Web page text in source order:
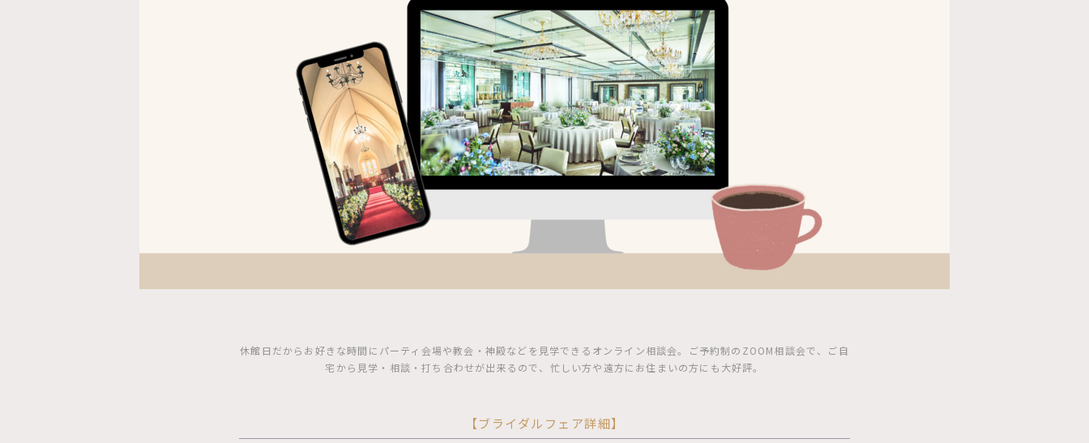
休館日だからお好きな時間にパーティ会場や教会・神殿などを見学できるオンライン相談会。ご予約制のZOOM相談会で、ご自
宅から見学・相談・打ち合わせが出来るので、忙しい方や遠方にお住まいの方にも大好評。
【ブライダルフェア詳細】